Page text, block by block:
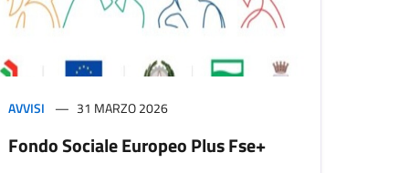
AVVISI 31 MARZO 2026
Fondo Sociale Europeo Plus Fse+